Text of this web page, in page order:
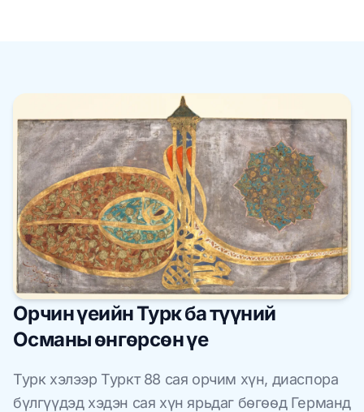
Орчин үеийн Турк ба түүний
Османы өнгөрсөн үе
Турк хэлээр Туркт 88 сая орчим хүн, диаспора
бүлгүүдэд хэдэн сая хүн ярьдаг бөгөөд Германд